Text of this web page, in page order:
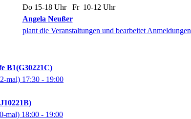
Do 15-18 Uhr Fr 10-12 Uhr
Angela Neußer
plant die Veranstaltungen und bearbeitet Anmeldungen
B1 G30221C
mal) 17:30 - 19:00
J10221B
mal) 18:00 - 19:00